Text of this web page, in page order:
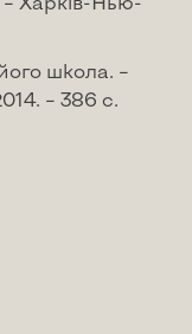
школа. –
– 386 с.